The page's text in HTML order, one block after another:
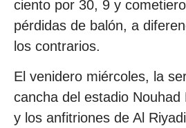
ciento por 30, 9 y
pérdidas de balón, a
los contrarios.
El venidero miércoles, la
cancha del estadio Nouhad
y los anfitriones de Al